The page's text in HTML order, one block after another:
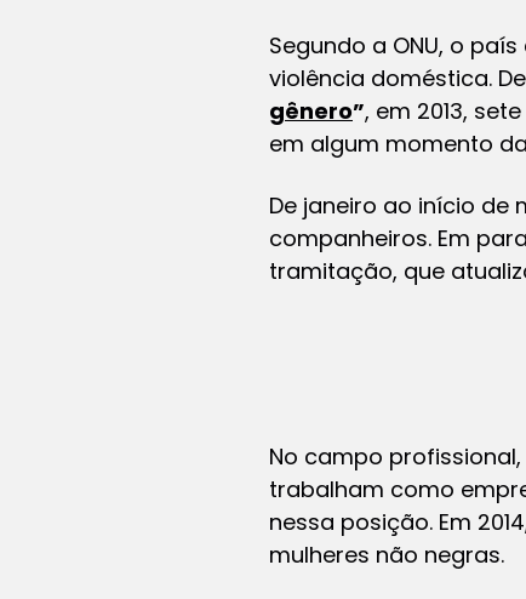
Segundo a ONU, o
violência doméstica.
gênero”, em 2013,
em algum momento
De janeiro ao início de
companheiros. Em
tramitação, que
No campo
trabalham como
nessa posição. Em
mulheres não negras.